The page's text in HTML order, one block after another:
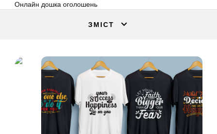
Онлайн дошка оголошень
ЗМІСТ